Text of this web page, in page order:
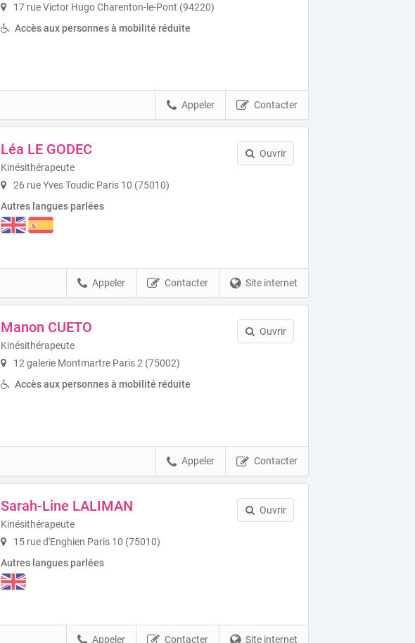
17 rue Victor Hugo Charenton-le-Pont (94220)
Accès aux personnes à mobilité réduite
Contacter
Appeler
Léa LE GODEC
Kinésithérapeute
26 rue Yves Toudic Paris 10 (75010)
Autres langues parlées
Ouvrir
Site internet
Contacter
Appeler
Manon CUETO
Kinésithérapeute
12 galerie Montmartre Paris 2 (75002)
Accès aux personnes à mobilité réduite
Ouvrir
Contacter
Appeler
Sarah-Line LALIMAN
Kinésithérapeute
15 rue d'Enghien Paris 10 (75010)
Autres langues parlées
Ouvrir
Site internet
Contacter
Appeler